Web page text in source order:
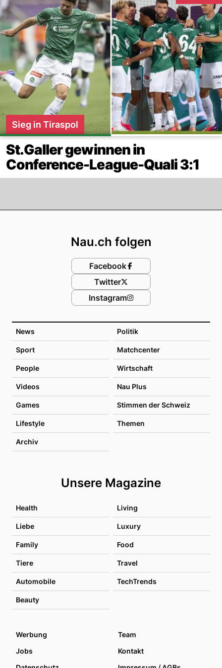
Sieg in Tiraspol
St.Galler gewinnen in
Conference-League-Quali 3:1
News Politik
Sport Matchcenter
People Wirtschaft
Videos Nau Plus
Games Stimmen der Schweiz
Lifestyle Themen
Archiv
Unsere Magazine
Health Living
Liebe Luxury
Family Food
Tiere Travel
Automobile TechTrends
Beauty
Nau.ch folgen
Facebook
Twitter
Instagram
Werbung
Team
Jobs
Kontakt